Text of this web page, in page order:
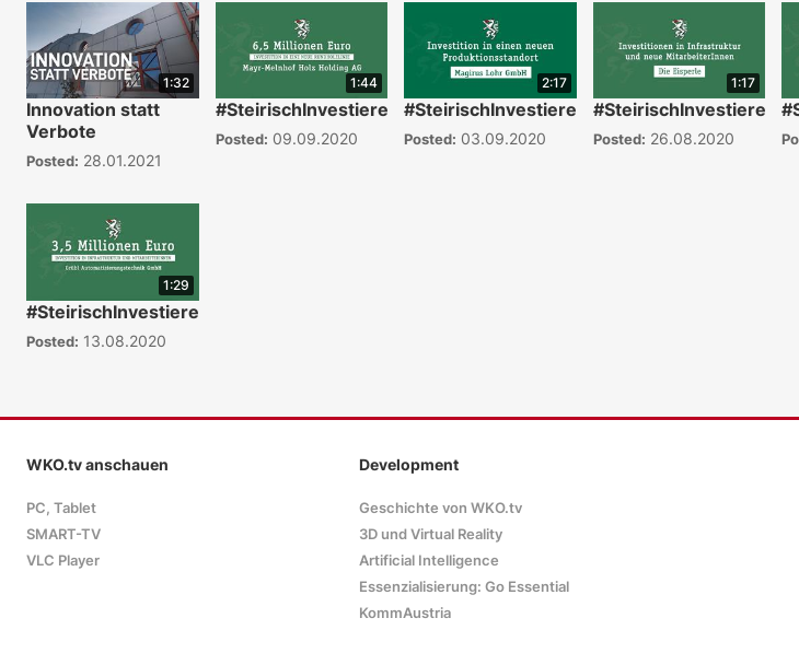
1:32
Innovation statt
Verbote
Posted: 28.01.2021
1:44
#SteirischInvestieren
Posted: 09.09.2020
2:17
#SteirischInvestieren
Posted: 03.09.2020
1:17
#SteirischInvestieren
Posted: 26.08.2020
1:29
#SteirischInvestieren
Posted: 13.08.2020
WKO.tv anschauen
PC, Tablet
SMART-TV
VLC Player
Development
Geschichte von WKO.tv
3D und Virtual Reality
Artificial Intelligence
Essenzialisierung: Go Essential
KommAustria